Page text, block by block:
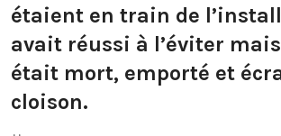
étaient en train de
avait réussi à l’éviter
était mort, emporté et
cloison.